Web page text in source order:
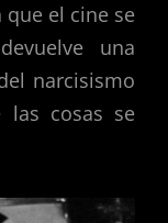
el cine se
una
narcisismo
cosas se